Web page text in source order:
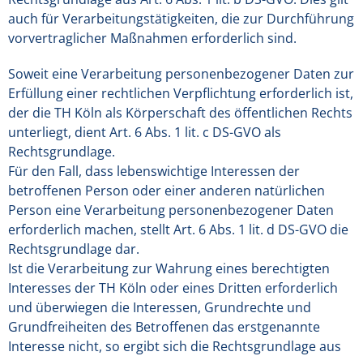
auch für Verarbeitungstätigkeiten, die zur Durchführung
vorvertraglicher Maßnahmen erforderlich sind.
Soweit eine Verarbeitung personenbezogener Daten zur
Erfüllung einer rechtlichen Verpflichtung erforderlich ist,
der die TH Köln als Körperschaft des öffentlichen Rechts
unterliegt, dient Art. 6 Abs. 1 lit. c DS-GVO als
Rechtsgrundlage.
Für den Fall, dass lebenswichtige Interessen der
betroffenen Person oder einer anderen natürlichen
Person eine Verarbeitung personenbezogener Daten
erforderlich machen, stellt Art. 6 Abs. 1 lit. d DS-GVO die
Rechtsgrundlage dar.
Ist die Verarbeitung zur Wahrung eines berechtigten
Interesses der TH Köln oder eines Dritten erforderlich
und überwiegen die Interessen, Grundrechte und
Grundfreiheiten des Betroffenen das erstgenannte
Interesse nicht, so ergibt sich die Rechtsgrundlage aus